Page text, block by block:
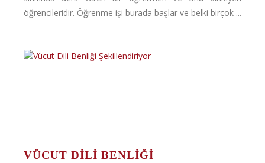
öğrencileridir. Öğrenme işi burada başlar ve belki birçok ...
VÜCUT DILI BENLIĞI